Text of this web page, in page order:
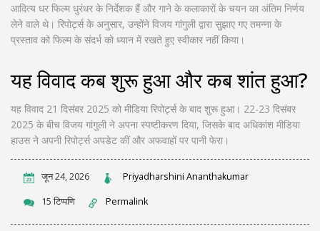
आदित्य धर फिल्म धुरंधर के निर्देशक हैं और गाने के कलाकारों के चयन का अंतिम निर्णय
लेने वाले थे। रिपोर्ट्स के अनुसार, उन्होंने विजय गांगुली द्वारा सुझाए गए तमन्ना के
प्रस्ताव को फिल्म के संदर्भ को ध्यान में रखते हुए स्वीकार नहीं किया।
यह विवाद कब शुरू हुआ और कब शांत हुआ?
यह विवाद 21 दिसंबर 2025 को मीडिया रिपोर्ट्स के बाद शुरू हुआ। 22-23 दिसंबर
2025 के बीच विजय गांगुली ने अपना स्पष्टीकरण दिया, जिसके बाद अधिकांश मीडिया
हाउस ने अपनी रिपोर्ट्स अपडेट कीं और अफवाहों पर पानी फेरा।
जून 24, 2026 Priyadharshini Ananthakumar
15 टिप्पणि Permalink